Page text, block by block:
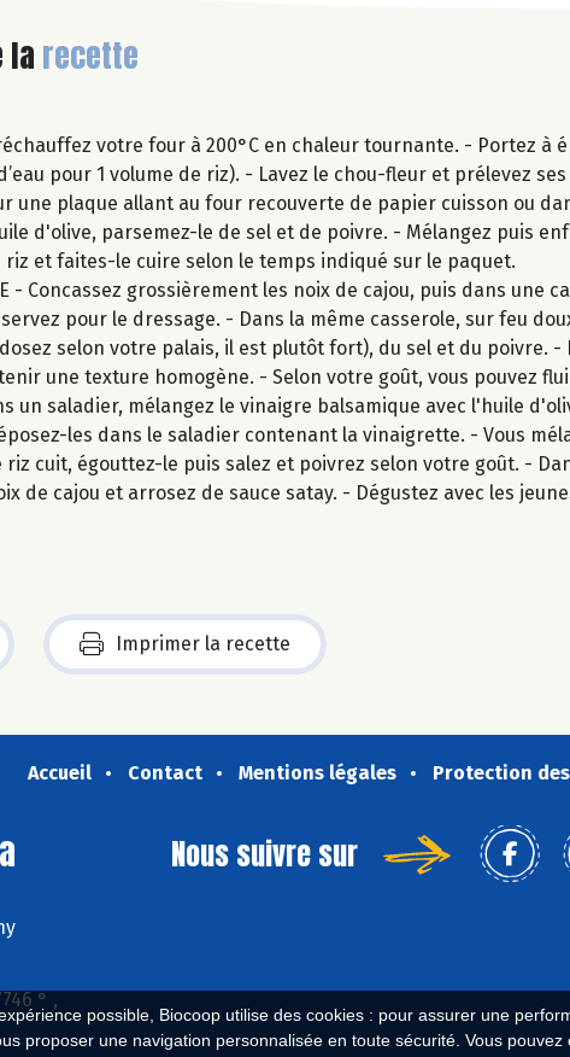
possible, Biocoop utilise des cookies : pour assurer une
proposer une navigation personnalisée en toute sécurité. Vous
larecette
Préchauffez votre four à 200°C en chaleur tournante. - Portez
pour 1 volume de riz). - Lavez le chou-fleur et prélevez
une plaque allant au four recouverte de papier cuisson ou
d'olive, parsemez-le de sel et de poivre. - Mélangez puis
riz et faites-le cuire selon le temps indiqué sur le paquet.
- Concassez grossièrement les noix de cajou, puis dans
pour le dressage. - Dans la même casserole, sur feu
selon votre palais, il est plutôt fort), du sel et du poivre.
une texture homogène. - Selon votre goût, vous pouvez
un saladier, mélangez le vinaigre balsamique avec l'huile
les dans le saladier contenant la vinaigrette. - Vous
riz cuit, égouttez-le puis salez et poivrez selon votre goût. -
de cajou et arrosez de sauce satay. - Dégustez avec les
Imprimer la recette
Accueil Contact Mentions légales Protection
° ,
Nous suivre sur